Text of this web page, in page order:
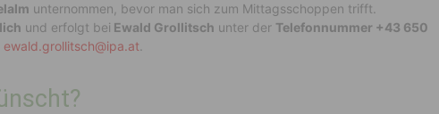
unternommen, bevor man sich zum Mittagsschoppen trifft.
und erfolgt bei Ewald Grollitsch unter der Telefonnummer +43 650
ewald.grollitsch@ipa.at